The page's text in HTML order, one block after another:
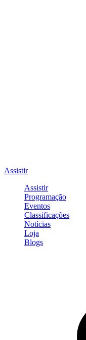
Assistir
Assistir
Programação
Eventos
Classificações
Notícias
Loja
Blogs